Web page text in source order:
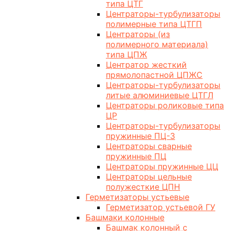
типа ЦТГ
Центраторы-турбулизаторы
полимерные типа ЦТГП
Центраторы (из
полимерного материала)
типа ЦПЖ
Центратор жесткий
прямолопастной ЦПЖС
Центраторы-турбулизаторы
литые алюминиевые ЦТГЛ
Центраторы роликовые типа
ЦР
Центраторы-турбулизаторы
пружинные ПЦ-3
Центраторы сварные
пружинные ПЦ
Центраторы пружинные ЦЦ
Центраторы цельные
полужесткие ЦПН
Герметизаторы устьевые
Герметизатор устьевой ГУ
Башмаки колонные
Башмак колонный с